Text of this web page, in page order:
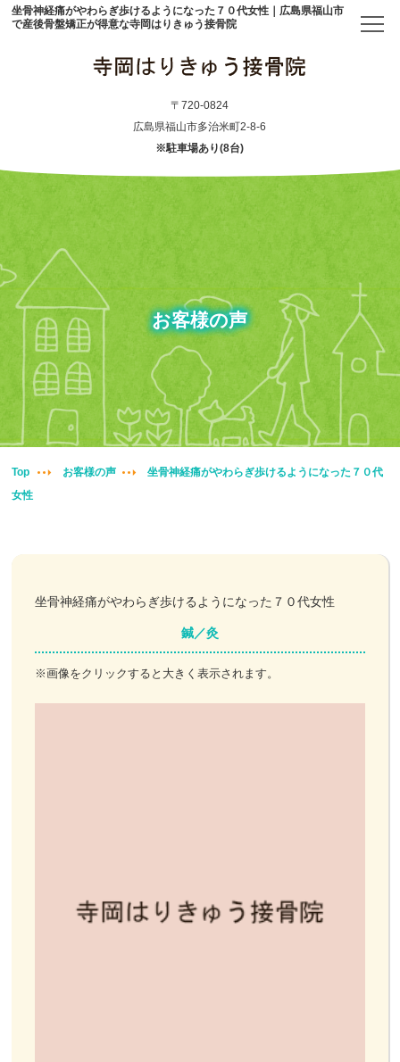
坐骨神経痛がやわらぎ歩けるようになった７０代女性｜広島県福山市
で産後骨盤矯正が得意な寺岡はりきゅう接骨院
〒720-0824
広島県福山市多治米町2-8-6
※駐車場あり(8台)
初めての方へ
アクセス
メニュー・料金表
産後骨盤矯正
妊婦整体
腰痛・膝痛
鍼・灸・小児鍼
冷え性改善
お客様の声
Top お客様の声
坐骨神経痛がやわらぎ歩けるようになった７０代
女性
坐骨神経痛がやわらぎ歩けるようになった７０代女性
鍼／灸
※画像をクリックすると大きく表示されます。